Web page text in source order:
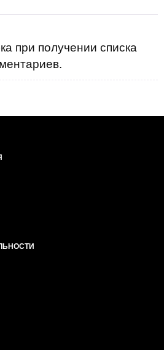
при получении списка